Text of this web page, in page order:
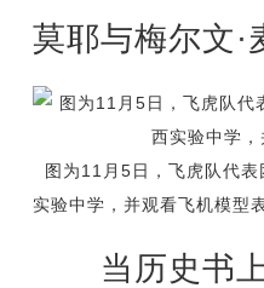
莫耶与梅尔文
图为11月5日，飞虎队代
实验中学，并观看飞机模型
当历史书上